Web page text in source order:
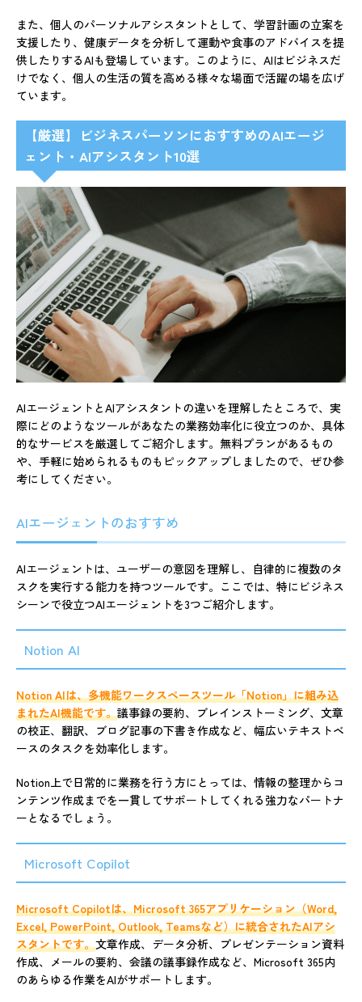
また、個人のパーソナルアシスタントとして、学習計画の立案を
支援したり、健康データを分析して運動や食事のアドバイスを提
供したりするAIも登場しています。このように、AIはビジネスだ
けでなく、個人の生活の質を高める様々な場面で活躍の場を広げ
ています。
【厳選】ビジネスパーソンにおすすめのAIエージ
ェント・AIアシスタント10選
AIエージェントとAIアシスタントの違いを理解したところで、実
際にどのようなツールがあなたの業務効率化に役立つのか、具体
的なサービスを厳選してご紹介します。無料プランがあるもの
や、手軽に始められるものもピックアップしましたので、ぜひ参
考にしてください。
AIエージェントのおすすめ
AIエージェントは、ユーザーの意図を理解し、自律的に複数のタ
スクを実行する能力を持つツールです。ここでは、特にビジネス
シーンで役立つAIエージェントを3つご紹介します。
Notion AI
Notion AIは、多機能ワークスペースツール「Notion」に組み込
まれたAI機能です。議事録の要約、ブレインストーミング、文章
の校正、翻訳、ブログ記事の下書き作成など、幅広いテキストベ
ースのタスクを効率化します。
Notion上で日常的に業務を行う方にとっては、情報の整理からコ
ンテンツ作成までを一貫してサポートしてくれる強力なパートナ
ーとなるでしょう。
Microsoft Copilot
Microsoft Copilotは、Microsoft 365アプリケーション（Word,
Excel, PowerPoint, Outlook, Teamsなど）に統合されたAIアシ
スタントです。文章作成、データ分析、プレゼンテーション資料
作成、メールの要約、会議の議事録作成など、Microsoft 365内
のあらゆる作業をAIがサポートします。